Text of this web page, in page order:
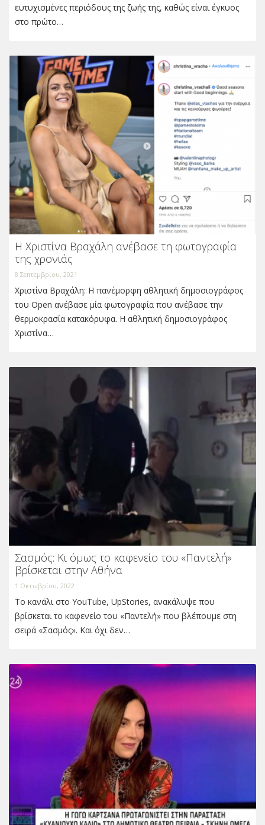
ευτυχισμένες περιόδους της ζωής της, καθώς είναι έγκυος
στο πρώτο…
Η Χριστίνα Βραχάλη ανέβασε τη φωτογραφία
της χρονιάς
8 Σεπτεμβρίου, 2021
Χριστίνα Βραχάλη: Η πανέμορφη αθλητική δημοσιογράφος
του Open ανέβασε μία φωτογραφία που ανέβασε την
θερμοκρασία κατακόρυφα. Η αθλητική δημοσιογράφος
Χριστίνα…
Σασμός: Κι όμως το καφενείο του «Παντελή»
βρίσκεται στην Αθήνα
1 Οκτωβρίου, 2022
Το κανάλι στο YouTube, UpStories, ανακάλυψε που
βρίσκεται το καφενείο του «Παντελή» που βλέπουμε στη
σειρά «Σασμός». Και όχι δεν…